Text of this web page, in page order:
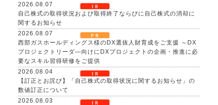
2026.08.07
自己株式の取得状況および取得終了ならびに自己株式の消却に
関するお知らせ
2026.08.07
西部ガスホールディングス様のDX選抜人財育成をご支援 ～DX
プロジェクトリーダ―向けにDXプロジェクトの企画・推進に必
要なスキル習得研修をご提供
2026.08.04
【訂正とお詫び】「自己株式の取得状況に関するお知らせ」の
数値訂正について
2026.08.03